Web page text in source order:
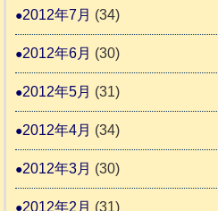
2012年7月 (34)
2012年6月 (30)
2012年5月 (31)
2012年4月 (34)
2012年3月 (30)
2012年2月 (31)